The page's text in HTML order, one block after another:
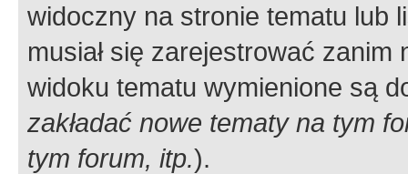
widoczny na stronie tematu lub
musiał się zarejestrować
widoku tematu wymienione są
zakładać nowe tematy na tym
tym forum, itp.).